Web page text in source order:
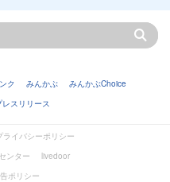
ク みんかぶ
みんかぶChoice
レスリリース
ライバシーポリシー
ンター
livedoor
ポリシー